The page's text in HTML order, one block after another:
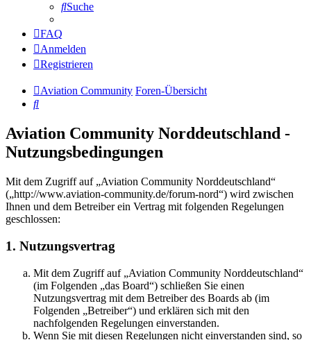
Suche
FAQ
Anmelden
Registrieren
Aviation Community Foren-Übersicht
Suche
Aviation Community Norddeutschland -
Nutzungsbedingungen
Mit dem Zugriff auf „Aviation Community Norddeutschland“
(„http://www.aviation-community.de/forum-nord“) wird zwischen
Ihnen und dem Betreiber ein Vertrag mit folgenden Regelungen
geschlossen:
1. Nutzungsvertrag
Mit dem Zugriff auf „Aviation Community Norddeutschland“
(im Folgenden „das Board“) schließen Sie einen
Nutzungsvertrag mit dem Betreiber des Boards ab (im
Folgenden „Betreiber“) und erklären sich mit den
nachfolgenden Regelungen einverstanden.
Wenn Sie mit diesen Regelungen nicht einverstanden sind, so